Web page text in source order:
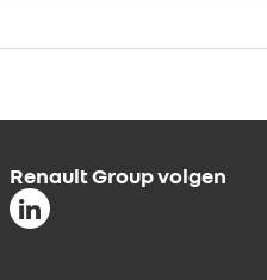
Renault Group volgen